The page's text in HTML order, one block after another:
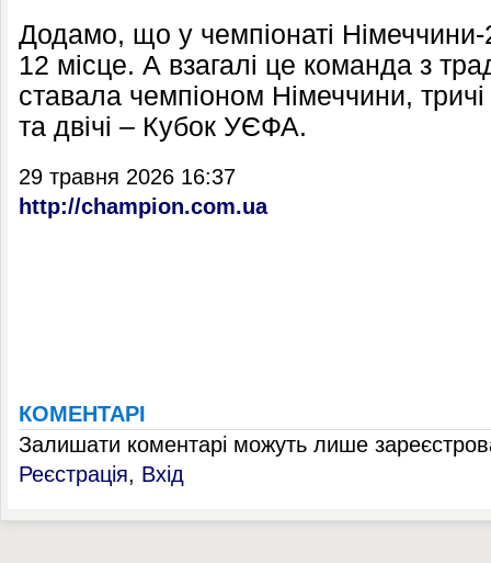
Додамо, що у чемпіонаті
12 місце. А взагалі це команда з
ставала чемпіоном Німеччини,
та двічі – Кубок УЄФА.
29 травня 2026 16:37
http://champion.com.ua
КОМЕНТАРІ
Залишати коментарі можуть лише
Реєстрація, Вхід